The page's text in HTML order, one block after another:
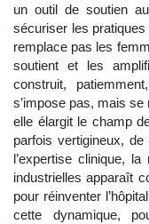
un outil de soutien
sécuriser les
remplace pas les
soutient et les
construit,
s’impose pas, mais
elle élargit le champ
parfois vertigineux,
l’expertise clinique,
industrielles apparaît
pour réinventer
cette dynamique,